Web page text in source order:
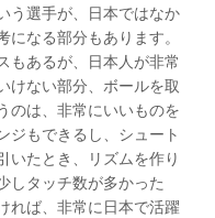
う選手が、日本ではなか
なる部分もあります。
もあるが、日本人が非常
けない部分、ボールを取
のは、非常にいいものを
ジもできるし、シュート
いたとき、リズムを作り
しタッチ数が多かった
れば、非常に日本で活躍